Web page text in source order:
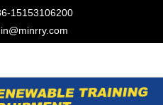
15153106200